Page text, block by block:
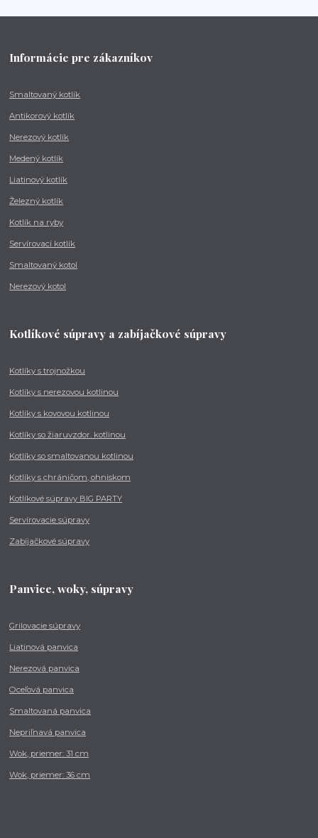
Informácie pre zákazníkov
Smaltovaný kotlík
Antikorový kotlík
Nerezový kotlík
Medený kotlík
Liatinový kotlík
Železný kotlík
Kotlík na ryby
Servírovací kotlík
Smaltovaný kotol
Nerezový kotol
Kotlíkové súpravy a zabíjačkové súpravy
Kotlíky s trojnožkou
Kotlíky s nerezovou kotlinou
Kotlíky s kovovou kotlinou
Kotlíky so žiaruvzdor. kotlinou
Kotlíky so smaltovanou kotlinou
Kotlíky s chráničom, ohniskom
Kotlíkové súpravy BIG PARTY
Servírovacie súpravy
Zabíjačkové súpravy
Panvice, woky, súpravy
Grilovacie súpravy
Liatinová panvica
Nerezová panvica
Oceľová panvica
Smaltovaná panvica
Nepriľnavá panvica
Wok, priemer: 31 cm
Wok, priemer: 36 cm